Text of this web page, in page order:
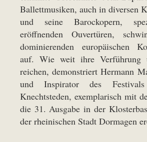
Ballettmusiken, auch in diversen
und seine Barockopern,
eröffnenden Ouvertüren,
dominierenden europäischen
auf. Wie weit ihre Verführung
reichen, demonstriert Hermann
und Inspirator des
Knechtsteden, exemplarisch mit
die 31. Ausgabe in der
der rheinischen Stadt Dormagen